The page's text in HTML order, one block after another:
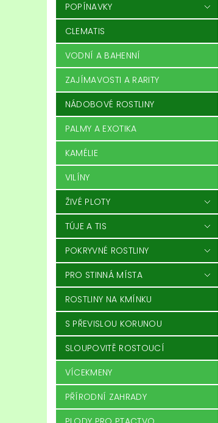
POPÍNAVKY
CLEMATIS
VODNÍ A BAHENNÍ
ZAJÍMAVOSTI A RARITY
NÁDOBOVÉ ROSTLINY
PALMY A EXOTIKA
KAMÉLIE
VILÍNY
ŽIVÉ PLOTY
TÚJE A TIS
POKRYVNÉ ROSTLINY
PRO STINNÁ MÍSTA
ROSTLINY NA KMÍNKU
S PŘEVISLOU KORUNOU
SLOUPOVITĚ ROSTOUCÍ
VÍCEKMENY
PŘÍRODNÍ ZAHRADY